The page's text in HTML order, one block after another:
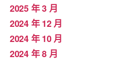
2025 年 3 月
2024 年 12 月
2024 年 10 月
2024 年 8 月